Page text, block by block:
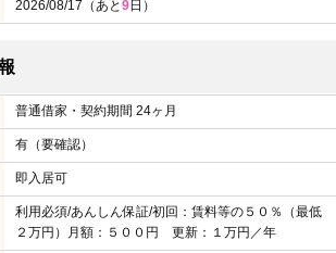
2026/08/17（あと9日）
普通借家・契約期間 24ヶ月
有（要確認）
即入居可
利用必須/あんしん保証/初回：賃料等の５０％（最低
２万円）月額：５００円 更新：１万円／年